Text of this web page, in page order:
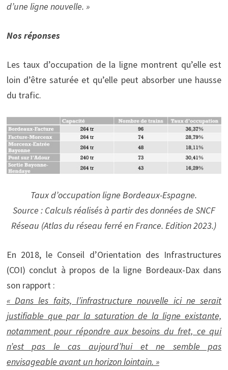
d’une ligne nouvelle. »
Nos réponses
Les taux d’occupation de la ligne montrent qu’elle est
loin d’être saturée et qu’elle peut absorber une hausse
du trafic.
Taux d’occupation ligne Bordeaux-Espagne.
Source : Calculs réalisés à partir des données de SNCF
Réseau (Atlas du réseau ferré en France. Edition 2023.)
En 2018, le Conseil d’Orientation des Infrastructures
(COI) conclut à propos de la ligne Bordeaux-Dax dans
son rapport :
« Dans les faits, l’infrastructure nouvelle ici ne serait
justifiable que par la saturation de la ligne existante,
notamment pour répondre aux besoins du fret, ce qui
n’est pas le cas aujourd’hui et ne semble pas
envisageable avant un horizon lointain. »